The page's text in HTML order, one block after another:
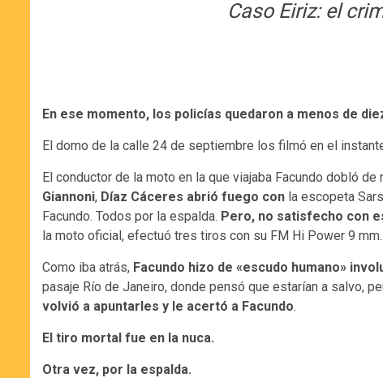
Caso Eiriz: el
En ese momento, los policías quedaron a menos de
El domo de la calle 24 de septiembre los filmó en el
El conductor de la moto en la que viajaba Facundo dobló
Giannoni, Díaz Cáceres abrió fuego con la escopeta
Facundo. Todos por la espalda. Pero, no satisfecho con
la moto oficial, efectuó tres tiros con su FM Hi Power 9 mm.
Como iba atrás, Facundo hizo de «escudo humano»
pasaje Río de Janeiro, donde pensó que estarían a salvo,
volvió a apuntarles y le acertó a Facundo.
El tiro mortal fue en la nuca.
Otra vez, por la espalda.